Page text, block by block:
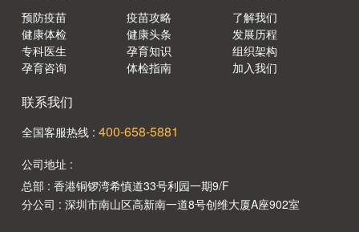
预防疫苗
健康体检
专科医生
孕育咨询
疫苗攻略
健康头条
孕育知识
体检指南
了解我们
发展历程
组织架构
加入我们
联系我们
全国客服热线 : 400-658-5881
公司地址 :
总部 : 香港铜锣湾希慎道33号利园一期9/F
分公司 : 深圳市南山区高新南一道8号创维大厦A座902室